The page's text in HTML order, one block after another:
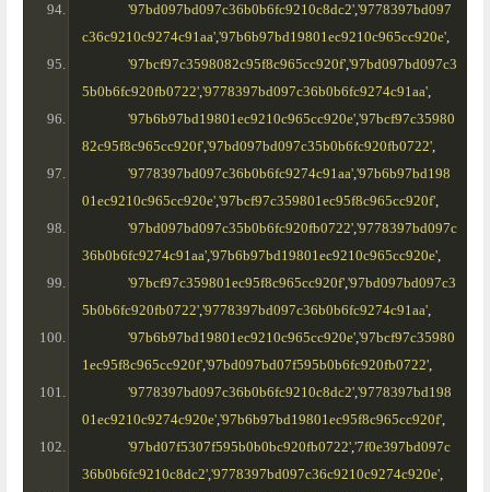
'97bd097bd097c36b0b6fc9210c8dc2','9778397bd097
c36c9210c9274c91aa','97b6b97bd19801ec9210c965cc920e',
'97bcf97c3598082c95f8c965cc920f','97bd097bd097c3
5b0b6fc920fb0722','9778397bd097c36b0b6fc9274c91aa',
'97b6b97bd19801ec9210c965cc920e','97bcf97c35980
82c95f8c965cc920f','97bd097bd097c35b0b6fc920fb0722',
'9778397bd097c36b0b6fc9274c91aa','97b6b97bd198
01ec9210c965cc920e','97bcf97c359801ec95f8c965cc920f',
'97bd097bd097c35b0b6fc920fb0722','9778397bd097c
36b0b6fc9274c91aa','97b6b97bd19801ec9210c965cc920e',
'97bcf97c359801ec95f8c965cc920f','97bd097bd097c3
5b0b6fc920fb0722','9778397bd097c36b0b6fc9274c91aa',
'97b6b97bd19801ec9210c965cc920e','97bcf97c35980
1ec95f8c965cc920f','97bd097bd07f595b0b6fc920fb0722',
'9778397bd097c36b0b6fc9210c8dc2','9778397bd198
01ec9210c9274c920e','97b6b97bd19801ec95f8c965cc920f',
'97bd07f5307f595b0b0bc920fb0722','7f0e397bd097c
36b0b6fc9210c8dc2','9778397bd097c36c9210c9274c920e',